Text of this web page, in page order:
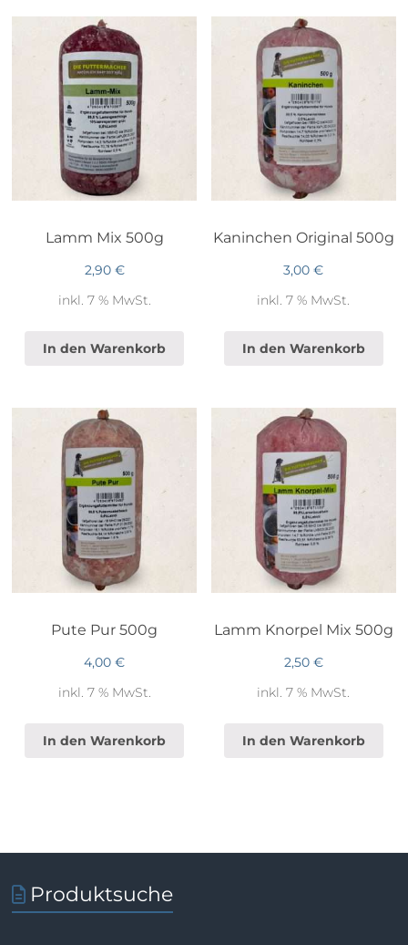
Lamm Mix 500g
2,90 €
inkl. 7 % MwSt.
In den Warenkorb
Kaninchen Original 500g
3,00€
inkl. 7 % MwSt.
In den Warenkorb
Pute Pur 500g
4,00 €
inkl. 7 % MwSt.
In den Warenkorb
Lamm Knorpel Mix 500g
2,50 €
inkl. 7 % MwSt.
In den Warenkorb
Produktsuche